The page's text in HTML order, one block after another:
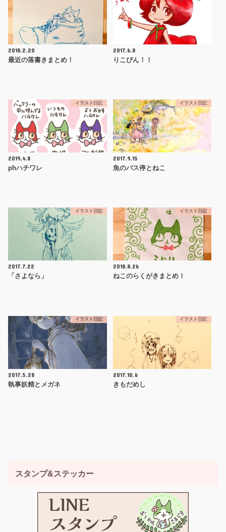
2018.2.20
最近の落書きまとめ！
2017.6.8
りこぴん！！
イラスト日記
2019.4.8
phハチワレ
イラスト日記
2017.9.15
魚のバス停とねこ
イラスト日記
2017.7.22
「さよなら」
イラスト日記
2018.8.26
ねこのらくがきまとめ！
イラスト日記
2017.5.28
執事妖精とメガネ
イラスト日記
2017.10.6
きもだめし
スタンプ&ステッカー